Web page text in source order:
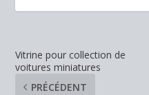
Vitrine pour collection de
voitures miniatures
PRÉCÉDENT